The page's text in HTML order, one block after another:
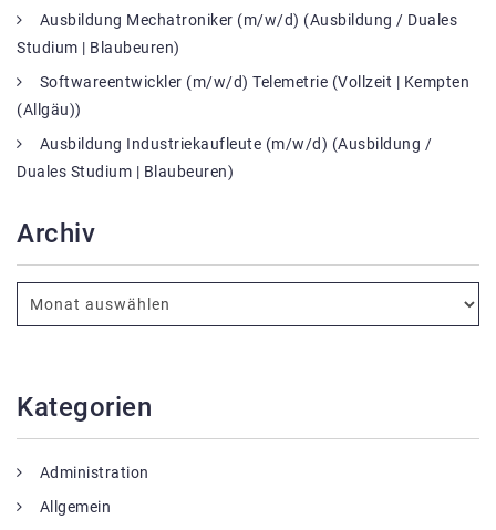
Ausbildung Mechatroniker (m/w/d) (Ausbildung / Duales
Studium | Blaubeuren)
Softwareentwickler (m/w/d) Telemetrie (Vollzeit | Kempten
(Allgäu))
Ausbildung Industriekaufleute (m/w/d) (Ausbildung /
Duales Studium | Blaubeuren)
Archiv
Kategorien
Administration
Allgemein